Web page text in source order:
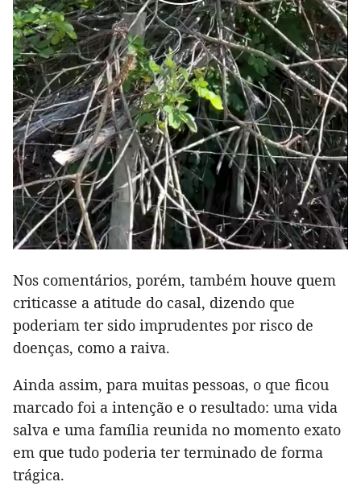
Nos comentários, porém, também houve quem
criticasse a atitude do casal, dizendo que
poderiam ter sido imprudentes por risco de
doenças, como a raiva.
Ainda assim, para muitas pessoas, o que ficou
marcado foi a intenção e o resultado: uma vida
salva e uma família reunida no momento exato
em que tudo poderia ter terminado de forma
trágica.